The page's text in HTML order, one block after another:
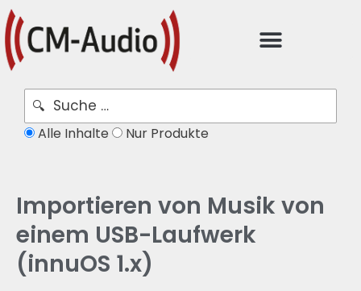
Alle Inhalte Nur Produkte
Importieren von Musik von
einem USB-Laufwerk
(innuOS 1.x)